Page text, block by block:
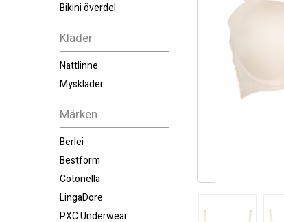
Bikini överdel
Kläder
Nattlinne
Myskläder
Märken
Berlei
Bestform
Cotonella
LingaDore
PXC Underwear